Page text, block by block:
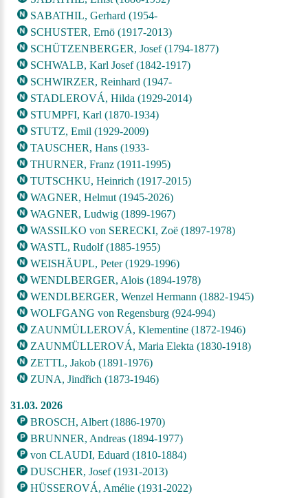
SABATHIL, Gerhard (1954-
SCHUSTER, Ernö (1917-2013)
SCHÜTZENBERGER, Josef (1794-1877)
SCHWALB, Karl Josef (1842-1917)
SCHWIRZER, Reinhard (1947-
STADLEROVÁ, Hilda (1929-2014)
STUMPFI, Karl (1870-1934)
STUTZ, Emil (1929-2009)
TAUSCHER, Hans (1933-
THURNER, Franz (1911-1995)
TUTSCHKU, Heinrich (1917-2015)
WAGNER, Helmut (1945-2026)
WAGNER, Ludwig (1899-1967)
WASSILKO von SERECKI, Zoë (1897-1978)
WASTL, Rudolf (1885-1955)
WEISHÄUPL, Peter (1929-1996)
WENDLBERGER, Alois (1894-1978)
WENDLBERGER, Wenzel Hermann (1882-1945)
WOLFGANG von Regensburg (924-994)
ZAUNMÜLLEROVÁ, Klementine (1872-1946)
ZAUNMÜLLEROVÁ, Maria Elekta (1830-1918)
ZETTL, Jakob (1891-1976)
ZUNA, Jindřich (1873-1946)
31.03. 2026
BROSCH, Albert (1886-1970)
BRUNNER, Andreas (1894-1977)
von CLAUDI, Eduard (1810-1884)
DUSCHER, Josef (1931-2013)
HÜSSEROVÁ, Amélie (1931-2022)